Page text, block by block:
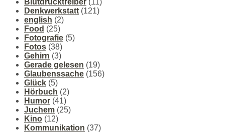
Blutdrucktreiber (11)
Denkwerkstatt (121)
english (2)
Food (25)
Fotografie (5)
Fotos (38)
Gehirn (3)
Gerade gelesen (19)
Glaubenssache (156)
Glück (5)
Hörbuch (2)
Humor (41)
Juchem (25)
Kino (12)
Kommunikation (37)